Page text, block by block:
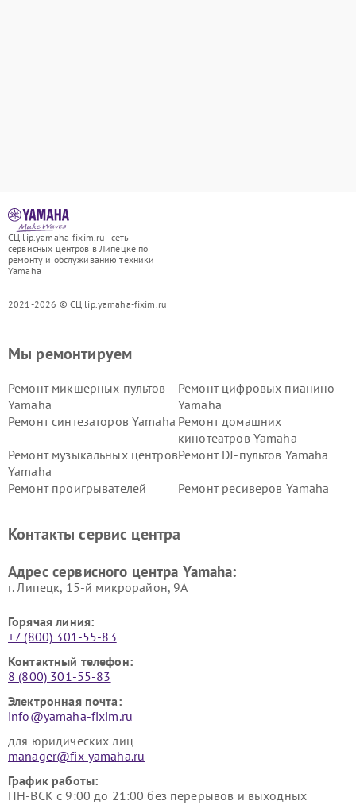
СЦ lip.yamaha-fixim.ru - сеть
сервисных центров в Липецке по
ремонту и обслуживанию техники
Yamaha
2021-2026 © СЦ lip.yamaha-fixim.ru
Мы ремонтируем
Ремонт микшерных пультов
Yamaha
Ремонт цифровых пианино
Yamaha
Ремонт синтезаторов Yamaha Ремонт домашних
кинотеатров Yamaha
Ремонт музыкальных центров
Yamaha
Ремонт DJ-пультов Yamaha
Ремонт проигрывателей
Ремонт ресиверов Yamaha
Yamaha
Yamaha
Контакты сервис центра
Адрес сервисного центра Yamaha:
г. Липецк, 15-й микрорайон, 9А
Горячая линия:
+7 (800) 301-55-83
Контактный телефон:
8 (800) 301-55-83
Электронная почта:
info@yamaha-fixim.ru
для юридических лиц
manager@fix-yamaha.ru
График работы:
ПН-ВСК с 9:00 до 21:00 без перерывов и выходных